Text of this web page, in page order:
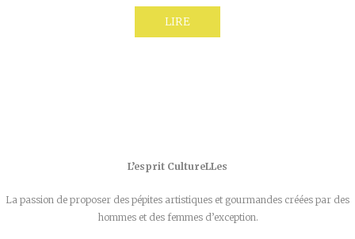
LIRE
L’esprit CultureLLes
La passion de proposer des pépites artistiques et gourmandes créées par des
hommes et des femmes d’exception.